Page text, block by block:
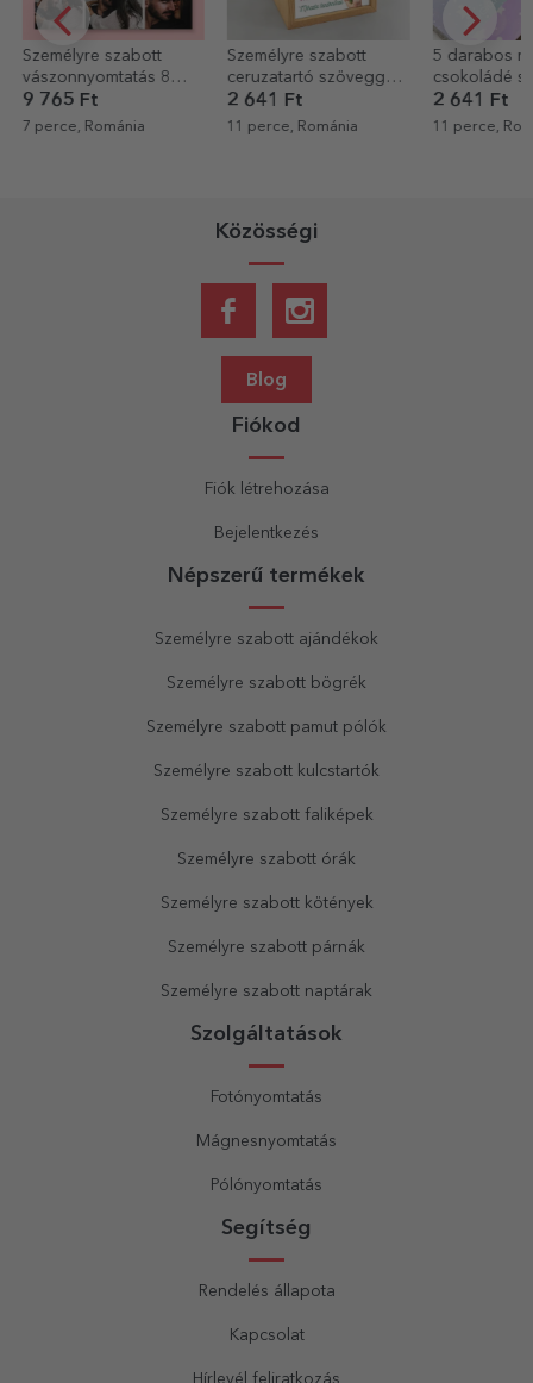
szabott
8
és üzenettel
Ft
Románia
Személyre szabott
ceruzatartó szöveggel -
Virágok neked
2 641 Ft
11 perce, Románia
5 darabos mini
csokoládé szett,
fotókkal és
személyre szabva –
2 641 Ft
11 perce, Románia
Közösségi
Blog
Fiókod
Fiók létrehozása
Bejelentkezés
Népszerű termékek
Személyre szabott ajándékok
Személyre szabott bögrék
Személyre szabott pamut pólók
Személyre szabott kulcstartók
Személyre szabott faliképek
Személyre szabott órák
Személyre szabott kötények
Személyre szabott párnák
Személyre szabott naptárak
Szolgáltatások
Fotónyomtatás
Mágnesnyomtatás
Pólónyomtatás
Segítség
Rendelés állapota
Kapcsolat